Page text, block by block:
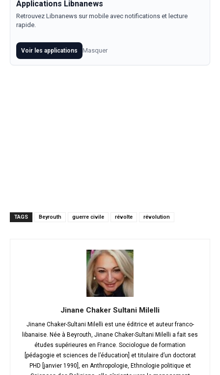
Applications Libnanews
Retrouvez Libnanews sur mobile avec notifications et lecture
rapide.
Voir les applications Masquer
TAGS Beyrouth guerre civile révolte révolution
Jinane Chaker Sultani Milelli
Jinane Chaker-Sultani Milelli est une éditrice et auteur franco-
libanaise. Née à Beyrouth, Jinane Chaker-Sultani Milelli a fait ses
études supérieures en France. Sociologue de formation
[pédagogie et sciences de l’éducation] et titulaire d’un doctorat
PHD [janvier 1990], en Anthropologie, Ethnologie politique et